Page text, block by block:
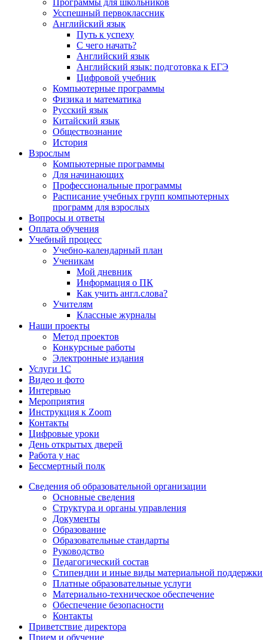
Усспешный первоклассник
Английский язык
Путь к успеху
С чего начать?
Английский язык
Английский язык: подготовка к ЕГЭ
Цифровой учебник
Компьютерные программы
Физика и математика
Русский язык
Китайский язык
Обществознание
История
Взрослым
Компьютерные программы
Для начинающих
Профессиональные программы
Расписание учебных групп компьютерных
программ для взрослых
Вопросы и ответы
Оплата обучения
Учебный процесс
Учебно-календарный план
Ученикам
Мой дневник
Информация о ПК
Как учить англ.слова?
Учителям
Классные журналы
Наши проекты
Метод проектов
Конкурсные работы
Электронные издания
Услуги 1C
Видео и фото
Интервью
Мероприятия
Инструкция к Zoom
Контакты
Цифровые уроки
День открытых дверей
Работа у нас
Бессмертный полк
Сведения об образовательной организации
Основные сведения
Структура и органы управления
Документы
Образование
Образовательные стандарты
Руководство
Педагогический состав
Стипендии и иные виды материальной поддержки
Платные образовательные услуги
Материально-техническое обеспечение
Обеспечение безопасности
Контакты
Приветствие директора
Прием и обучение